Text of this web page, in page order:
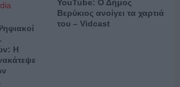
Η
YouTube: Ο Δήμος
Βερύκιος ανοίγει τα χαρτιά
του – Vidcast